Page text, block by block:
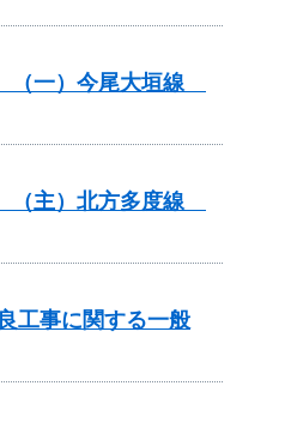
（一）今尾大垣線
（主）北方多度線
工事に関する一般